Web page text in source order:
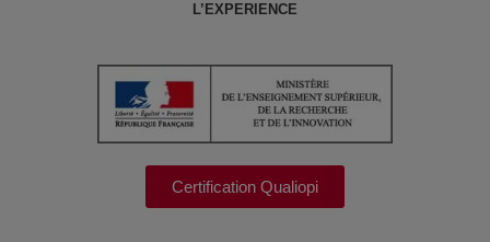
L’EXPERIENCE
Certification Qualiopi